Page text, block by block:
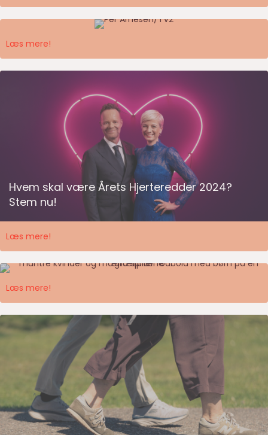
Hjertegalla 2024 indsamlede…
Læs mere!
Hvem skal være Årets Hjerteredder 2024?
Stem nu!
Læs mere!
Årets Familiekursus
Læs mere!